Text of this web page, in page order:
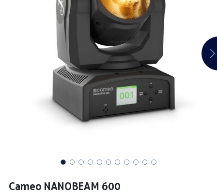
Cameo NANOBEAM 600